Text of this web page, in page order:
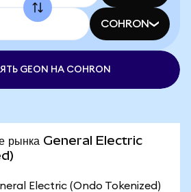
COHRON
GEON НА COHRON
рынка General Electric
Electric (Ondo Tokenized)